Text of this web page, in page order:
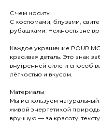
С чем носить:
С костюмами, блузами,
рубашками. Нежность вне
Каждое украшение POUR
красивая деталь. Это знак
внутренней силе и способ
лёгкостью и вкусом.
Материалы:
Мы используем
живой энергетикой
вручную — за красоту,